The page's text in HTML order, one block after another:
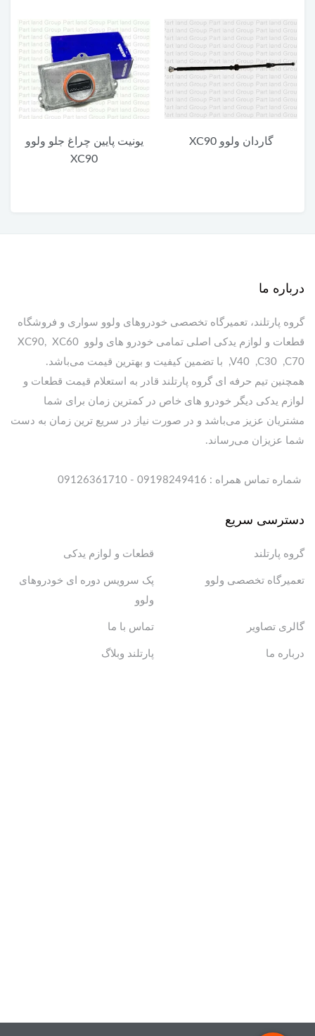
گاردان ولوو XC90
یونیت پایین چراغ جلو ولوو
XC90
درباره ما
گروه پارتلند، تعمیرگاه تخصصی خودروهای ولوو سواری و فروشگاه
قطعات و لوازم یدکی اصلی تمامی خودرو های ولوو XC90, XC60
,V40 ,C30 ,C70 با تضمین کیفیت و بهترین قیمت می‌باشد.
همچنین تیم حرفه ای گروه پارتلند قادر به استعلام قیمت قطعات و
لوازم یدکی دیگر خودرو های خاص در کمترین زمان برای شما
مشتریان عزیز می‌باشد و در صورت نیاز در سریع ترین زمان به دست
شما عزیزان می‌رساند.
شماره تماس همراه : 09198249416 - 09126361710
دسترسی سریع
گروه پارتلند قطعات و لوازم یدکی
تعمیرگاه تخصصی ولوو
پک سرویس دوره ای خودروهای
ولوو
گالری تصاویر تماس با ما
درباره ما پارتلند وبلاگ